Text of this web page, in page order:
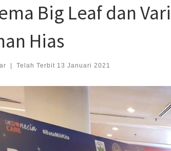
Big Leaf dan
Hias
Telah Terbit 13 Januari 2021